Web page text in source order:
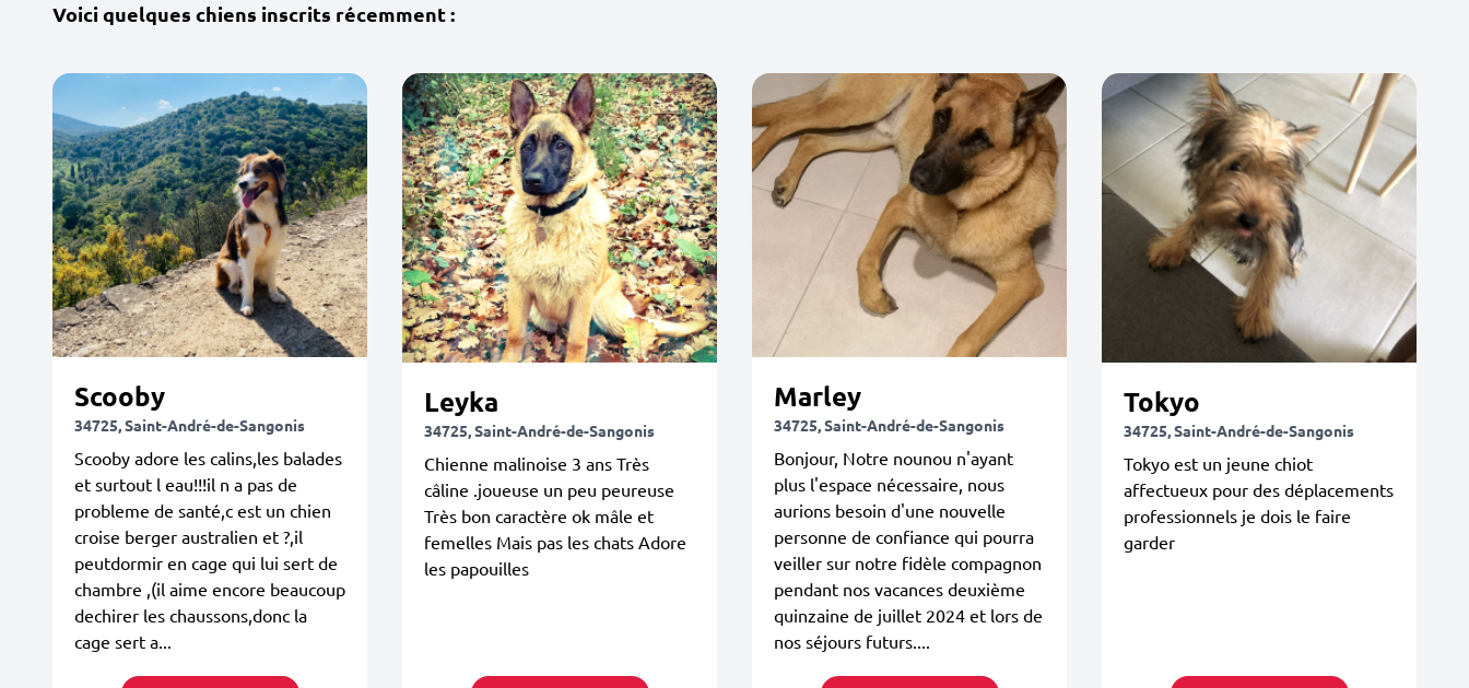
Voici quelques chiens inscrits récemment :
Scooby
34725, Saint-André-de-Sangonis
Scooby adore les calins,les balades
et surtout l eau!!!il n a pas de
probleme de santé,c est un chien
croise berger australien et ?,il
peutdormir en cage qui lui sert de
chambre ,(il aime encore beaucoup
dechirer les chaussons,donc la
cage sert a...
Leyka
34725, Saint-André-de-Sangonis
Chienne malinoise 3 ans Très
câline .joueuse un peu peureuse
Très bon caractère ok mâle et
femelles Mais pas les chats Adore
les papouilles
Marley
34725, Saint-André-de-Sangonis
Bonjour, Notre nounou n'ayant
plus l'espace nécessaire, nous
aurions besoin d'une nouvelle
personne de confiance qui pourra
veiller sur notre fidèle compagnon
pendant nos vacances deuxième
quinzaine de juillet 2024 et lors de
nos séjours futurs....
Tokyo
34725, Saint-André-de-Sangonis
Tokyo est un jeune chiot
affectueux pour des déplacements
professionnels je dois le faire
garder